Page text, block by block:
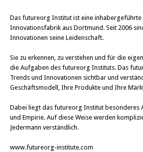
Das futureorg Institut ist eine inhabergeführte
Innovationsfabrik aus Dortmund. Seit 2006
Innovationen seine Leidenschaft.
Sie zu erkennen, zu verstehen und für die
die Aufgaben des futureorg Instituts. Das
Trends und Innovationen sichtbar und
Geschäftsmodell, Ihre Produkte und Ihre
Dabei liegt das futureorg Institut besonderes
und Empirie. Auf diese Weise werden
Jedermann verständlich.
www.futureorg-institute.com